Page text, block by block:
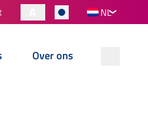
NL
Over ons